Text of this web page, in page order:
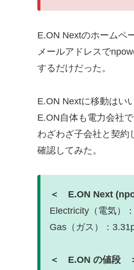
E.ON Nextのホームペ
メールアドレスで
するだけだった。
E.ON Nextに移動はい
E.ON自体も電力会社
わざわざ子会社と契約
確認してみた。
＜ E.ON Next
Electricity（電気）
Gas（ガス）：
＜ E.ON の値段